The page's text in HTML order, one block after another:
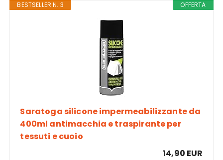
OFFERTA
BESTSELLER N. 3
Saratoga silicone impermeabilizzante da
400ml antimacchia e traspirante per
tessuti e cuoio
14,90 EUR